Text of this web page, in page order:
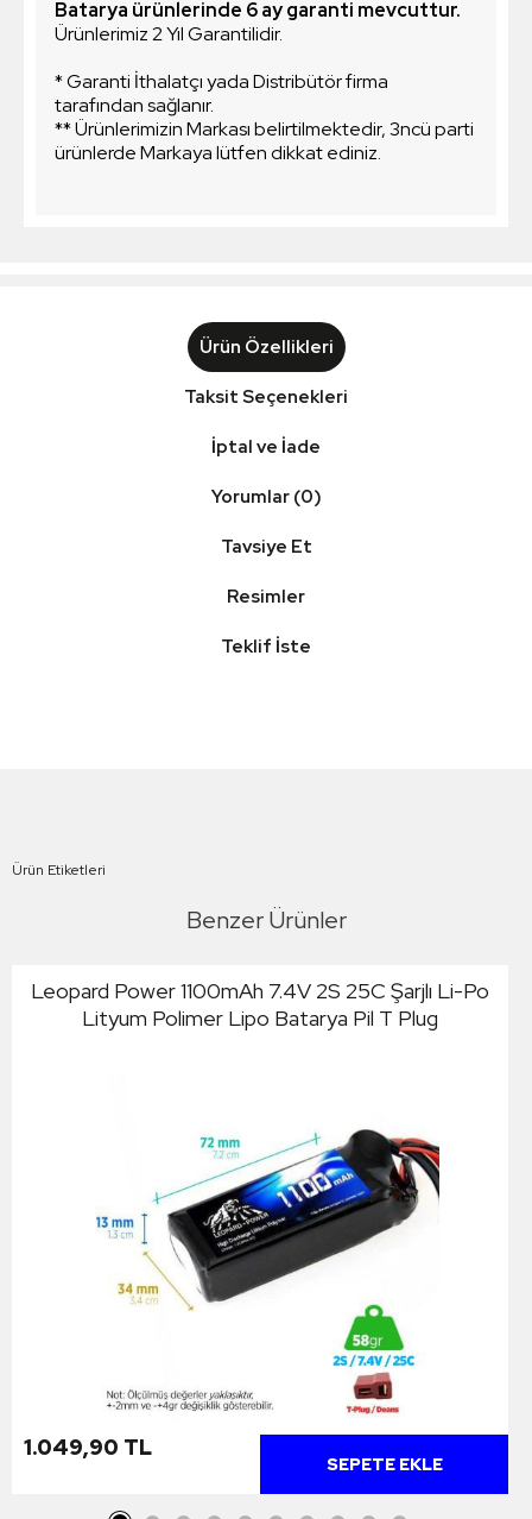
Batarya ürünlerinde 6 ay garanti mevcuttur.
Ürünlerimiz 2 Yıl Garantilidir.
* Garanti İthalatçı yada Distribütör firma
tarafından sağlanır.
** Ürünlerimizin Markası belirtilmektedir, 3ncü parti
ürünlerde Markaya lütfen dikkat ediniz.
Ürün Özellikleri
Taksit Seçenekleri
İptal ve İade
Yorumlar (0)
Tavsiye Et
Resimler
Teklif İste
Ürün Etiketleri
Benzer Ürünler
Leopard Power 1100mAh 7.4V 2S 25C Şarjlı Li-Po
Lityum Polimer Lipo Batarya Pil T Plug
1.049,90 TL
SEPETE EKLE